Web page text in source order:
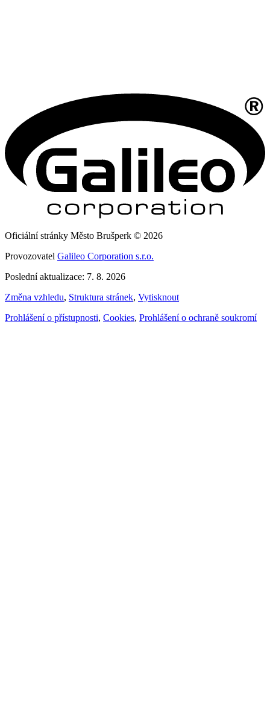
Oficiální stránky Město Brušperk © 2026
Provozovatel Galileo Corporation s.r.o.
Poslední aktualizace: 7. 8. 2026
Změna vzhledu, Struktura stránek, Vytisknout
Prohlášení o přístupnosti, Cookies, Prohlášení o ochraně soukromí